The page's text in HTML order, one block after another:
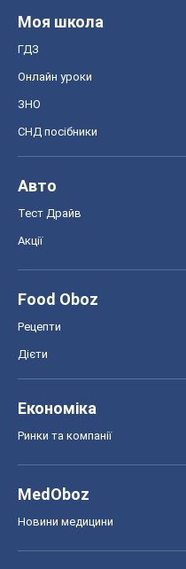
Моя школа
ГДЗ
Онлайн уроки
ЗНО
СНД посібники
Авто
Тест Драйв
Акції
Food Oboz
Рецепти
Дієти
Економіка
Ринки та компанії
MedOboz
Новини медицини